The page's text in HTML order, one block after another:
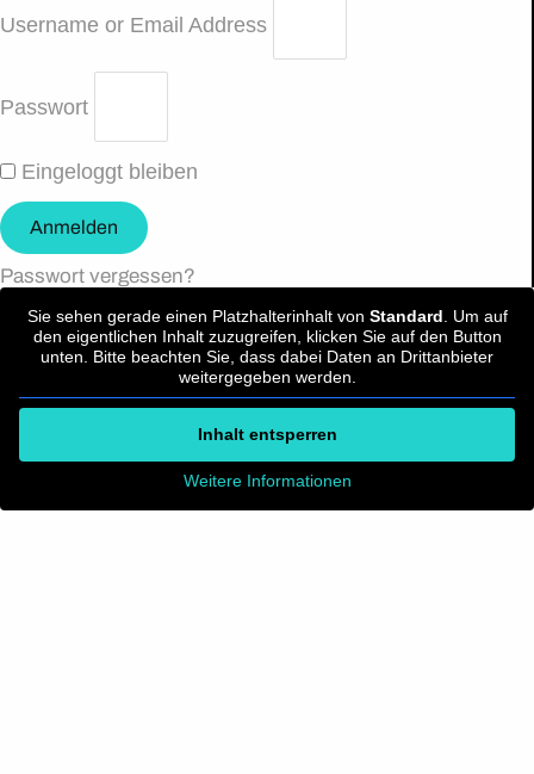
Username or Email Address
Passwort
Eingeloggt bleiben
Anmelden
Passwort vergessen?
Sie sehen gerade einen Platzhalterinhalt von Standard. Um auf
den eigentlichen Inhalt zuzugreifen, klicken Sie auf den Button
unten. Bitte beachten Sie, dass dabei Daten an Drittanbieter
weitergegeben werden.
Inhalt entsperren
Weitere Informationen